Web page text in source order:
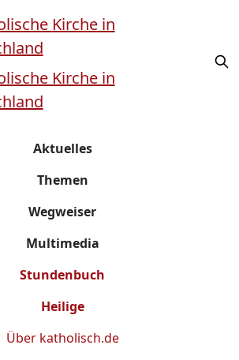
Aktuelles
Themen
Wegweiser
Multimedia
Stundenbuch
Heilige
Über katholisch.de